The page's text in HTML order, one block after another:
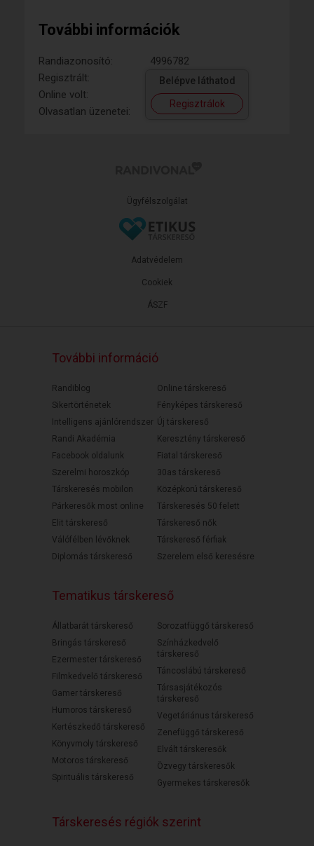
További információk
Randiazonosító:
4996782
Regisztrált:
Online volt:
Olvasatlan üzenetei:
Belépve láthatod
Regisztrálok
Ügyfélszolgálat
ÁSZF
Adatvédelem
Cookiek
További információ
Randiblog
Sikertörténetek
Intelligens ajánlórendszer
Randi Akadémia
Facebook oldalunk
Szerelmi horoszkóp
Társkeresés mobilon
Párkeresők most online
Elit társkereső
Válófélben lévőknek
Diplomás társkereső
Online társkereső
Fényképes társkereső
Új társkereső
Keresztény társkereső
Fiatal társkereső
30as társkereső
Középkorú társkereső
Társkeresés 50 felett
Társkereső nők
Társkereső férfiak
Szerelem első keresésre
Tematikus társkereső
Állatbarát társkereső
Bringás társkereső
Ezermester társkereső
Filmkedvelő társkereső
Gamer társkereső
Humoros társkereső
Kertészkedő társkereső
Könyvmoly társkereső
Motoros társkereső
Spirituális társkereső
Sorozatfüggő társkereső
Színházkedvelő
társkereső
Táncoslábú társkereső
Társasjátékozós
társkereső
Vegetáriánus társkereső
Zenefüggő társkereső
Elvált társkeresők
Özvegy társkeresők
Gyermekes társkeresők
Társkeresés régiók szerint